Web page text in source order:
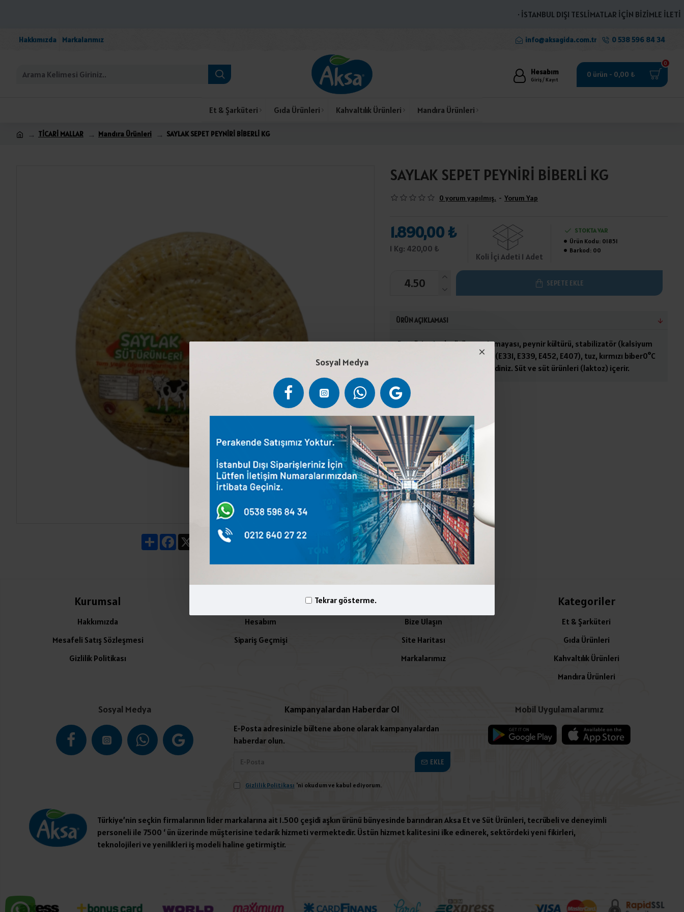
Sosyal Medya
Tekrar gösterme.
· İSTANBUL DIŞI TESLİMATLAR İÇİN BİZİMLE
Hakkımızda Markalarımız info@aksagida.com.tr 0 538 596 84 34
Hesabım
Giriş / Kayıt
0 ürün - 0,00 ₺
0
Et & Şarküteri Gıda Ürünleri Kahvaltılık Ürünleri Mandıra Ürünleri
TİCARİ MALLAR Mandıra Ürünleri SAYLAK SEPET PEYNİRİ BİBERLİ KG
ShareFacebook Pinterest
WhatsApp
Email
SAYLAK SEPET PEYNİRİ BİBERLİ KG
0 yorum yapılmış. - Yorum Yap
1.890,00 ₺
1 Kg: 420,00 ₺
Koli İçi Adeti 1 Adet
STOKTA VAR
Ürün Kodu: 01851
Barkod: 00
SEPETE EKLE
ÜRÜN AÇIKLAMASI
Pastörize inek sütü, peynir mayası, peynir kültürü, stabilizatör (kalsiyum
klorür), emülsifiye edici tuz (E331, E339, E452, E407), tuz, kırmızı biber0°C
ile 4°C arasında muhafaza ediniz. Süt ve süt ürünleri (laktoz) içerir.
Kurumsal
Hakkımızda
Mesafeli Satış Sözleşmesi
Gizlilik Politikası
Hesabım
Sipariş Geçmişi
Bize Ulaşın
Site Haritası
Markalarımız
Kategoriler
Et & Şarküteri
Gıda Ürünleri
Kahvaltılık Ürünleri
Mandıra Ürünleri
Sosyal Medya Kampanyalardan Haberdar Ol
E-Posta adresinizle bültene abone olarak kampanyalardan
haberdar olun.
EKLE
Gizlilik Politikası 'ni okudum ve kabul ediyorum.
Mobil Uygulamalarımız
Türkiye’nin seçkin firmalarının lider markalarına ait 1.500 çeşidi aşkın ürünü bünyesinde barındıran Aksa Et ve Süt Ürünleri, tecrübeli ve deneyimli
personeli ile 7500 ‘ ün üzerinde müşterisine tedarik hizmeti vermektedir. Üstün hizmet kalitesini ilke edinerek, sektördeki yeni fikirleri,
teknolojileri ve yenilikleri iş modeli haline getirmiştir.